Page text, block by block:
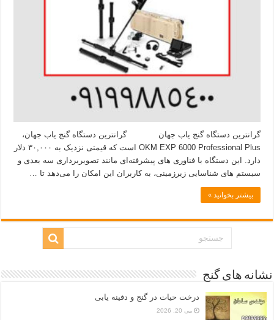
گرانترین دستگاه گنج یاب جهان گرانترین دستگاه گنج یاب جهان،
OKM EXP 6000 Professional Plus است که قیمتی نزدیک به ۳۰,۰۰۰ دلار
دارد. این دستگاه با فناوری‌ های پیشرفته‌ای مانند تصویربرداری سه‌ بعدی و
سیستم‌ های شناسایی زیرزمینی، به کاربران این امکان را می‌دهد تا …
بیشتر بخوانید »
نشانه های گنج
درخت حیات در گنج و دفینه یابی
می 20, 2026